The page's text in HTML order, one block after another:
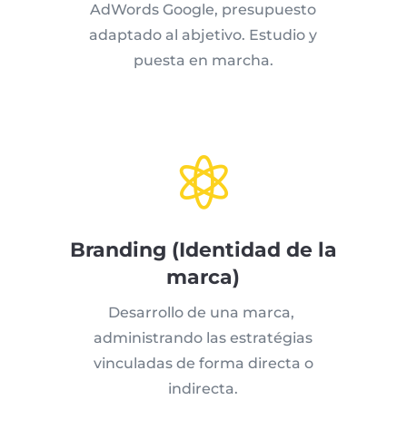
AdWords Google, presupuesto
adaptado al abjetivo. Estudio y
puesta en marcha.

Branding (Identidad de la
marca)
Desarrollo de una marca,
administrando las estratégias
vinculadas de forma directa o
indirecta.